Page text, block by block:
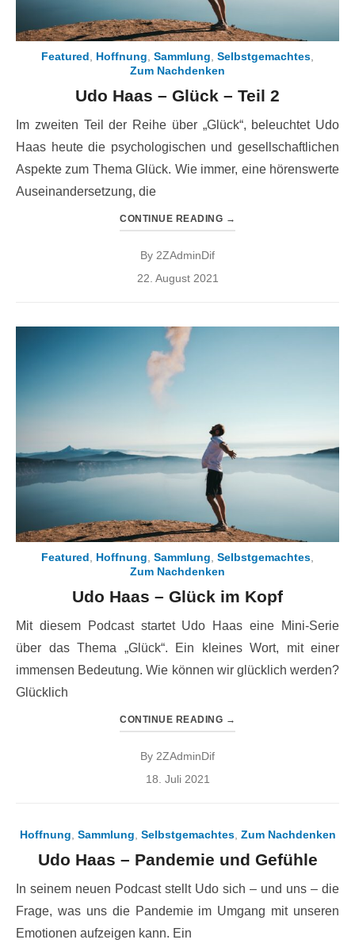
Featured, Hoffnung, Sammlung, Selbstgemachtes,
Zum Nachdenken
Udo Haas – Glück – Teil 2
Im zweiten Teil der Reihe über „Glück“, beleuchtet Udo
Haas heute die psychologischen und gesellschaftlichen
Aspekte zum Thema Glück. Wie immer, eine hörenswerte
Auseinandersetzung, die
CONTINUE READING →
By 2ZAdminDif
Posted
22. August 2021
Featured, Hoffnung, Sammlung, Selbstgemachtes,
Zum Nachdenken
Udo Haas – Glück im Kopf
Mit diesem Podcast startet Udo Haas eine Mini-Serie
über das Thema „Glück“. Ein kleines Wort, mit einer
immensen Bedeutung. Wie können wir glücklich werden?
Glücklich
CONTINUE READING →
By 2ZAdminDif
Posted
18. Juli 2021
Hoffnung, Sammlung, Selbstgemachtes, Zum Nachdenken
Udo Haas – Pandemie und Gefühle
In seinem neuen Podcast stellt Udo sich – und uns – die
Frage, was uns die Pandemie im Umgang mit unseren
Emotionen aufzeigen kann. Ein